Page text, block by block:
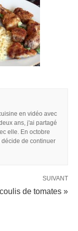
en vidéo avec
ans, j'ai partagé
elle. En octobre
de continuer
SUIVANT
de tomates »